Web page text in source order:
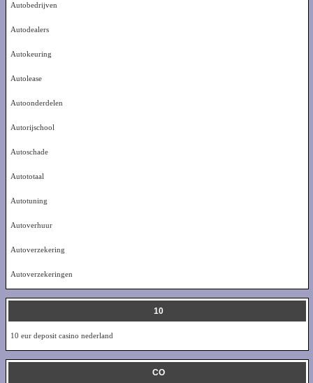
Autobedrijven
Autodealers
Autokeuring
Autolease
Autoonderdelen
Autorijschool
Autoschade
Autototaal
Autotuning
Autoverhuur
Autoverzekering
Autoverzekeringen
10
10 eur deposit casino nederland
CO